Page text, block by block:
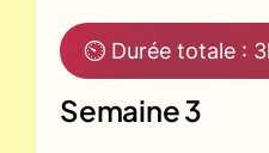
⏲ Durée totale :
Semaine 3